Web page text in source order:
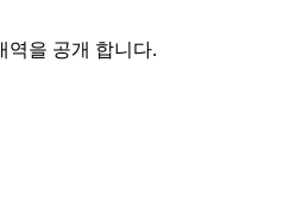
역을 공개 합니다.